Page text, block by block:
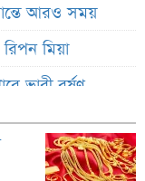
আরও সময়
রিপন মিয়া
ভারী বর্ষণ
ডিমের দাম
কমেছে ৩